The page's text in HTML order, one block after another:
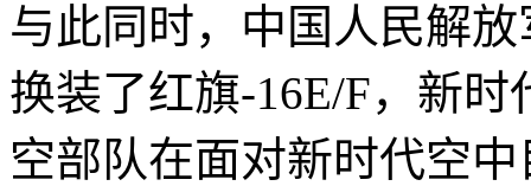
与此同时，中国人民解
换装了红旗-16E/F，新
空部队在面对新时代空